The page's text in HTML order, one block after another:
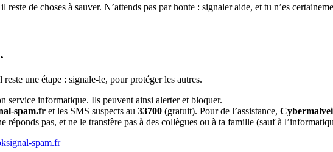
de choses à sauver. N’attends pas par honte : signaler aide, et tu n’es
une étape : signale-le, pour protéger les autres.
service informatique. Ils peuvent ainsi alerter et bloquer.
spam.fr et les SMS suspects au 33700 (gratuit). Pour de l’assistance,
réponds pas, et ne le transfère pas à des collègues ou à ta famille (sauf à
signal-spam.fr